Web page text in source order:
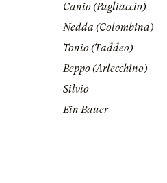
Canio (Pagliaccio)
Nedda (Colombina)
Tonio (Taddeo)
Beppo (Arlecchino)
Silvio
Ein Bauer